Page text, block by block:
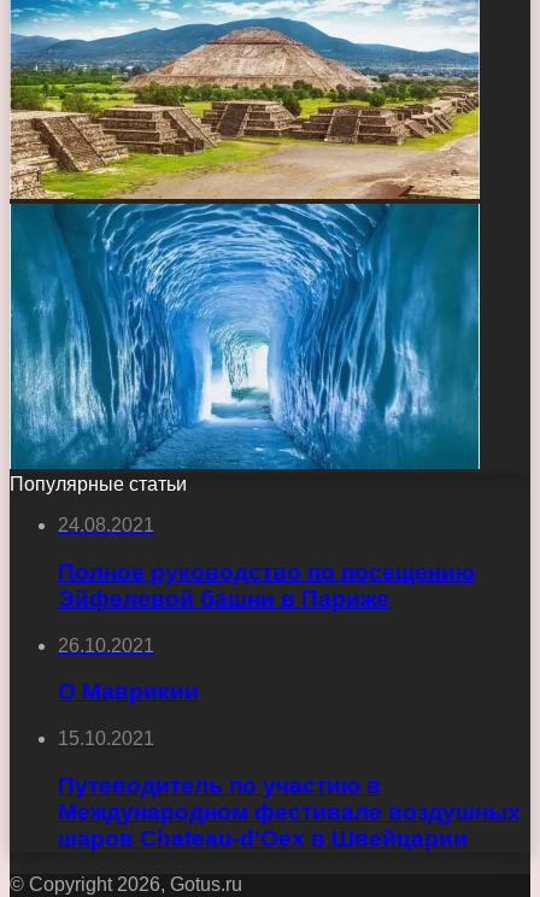
Популярные статьи
24.08.2021
Полное руководство по посещению
Эйфелевой башни в Париже
26.10.2021
О Маврикии
15.10.2021
Путеводитель по участию в
Международном фестивале воздушных
шаров Chateau-d’Oex в Швейцарии
© Copyright 2026, Gotus.ru